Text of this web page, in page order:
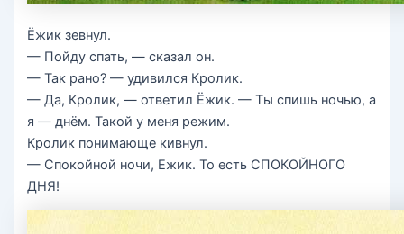
Ёжик зевнул.
— Пойду спать, — сказал он.
— Так рано? — удивился Кролик.
— Да, Кролик, — ответил Ёжик. — Ты спишь ночью, а
я — днём. Такой у меня режим.
Кролик понимающе кивнул.
— Спокойной ночи, Ежик. То есть СПОКОЙНОГО
ДНЯ!